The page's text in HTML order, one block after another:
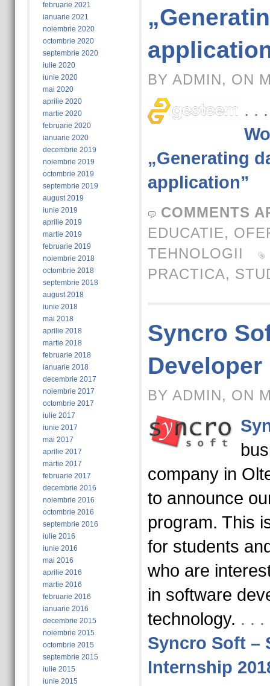
februarie 2021
ianuarie 2021
noiembrie 2020
octombrie 2020
septembrie 2020
iulie 2020
iunie 2020
mai 2020
aprilie 2020
martie 2020
februarie 2020
ianuarie 2020
decembrie 2019
noiembrie 2019
octombrie 2019
septembrie 2019
august 2019
iunie 2019
aprilie 2019
martie 2019
februarie 2019
noiembrie 2018
octombrie 2018
septembrie 2018
august 2018
iunie 2018
mai 2018
aprilie 2018
martie 2018
februarie 2018
ianuarie 2018
decembrie 2017
noiembrie 2017
octombrie 2017
iulie 2017
iunie 2017
mai 2017
aprilie 2017
martie 2017
februarie 2017
decembrie 2016
noiembrie 2016
octombrie 2016
septembrie 2016
iulie 2016
iunie 2016
mai 2016
aprilie 2016
martie 2016
februarie 2016
ianuarie 2016
decembrie 2015
noiembrie 2015
octombrie 2015
septembrie 2015
iulie 2015
iunie 2015
BY ADMIN, ON
. .
„Generating
application”
COMMENTS
EDUCATIE,
TEHNOLOGII
PRACTICA,
Syncro
BY ADMIN, ON
company in
to announce
program. This
for students
who are
in software
technology. . .
Syncro Soft –
Internship